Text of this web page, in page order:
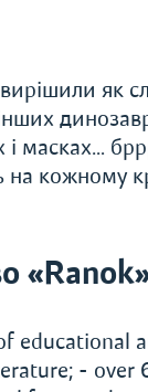
як
і масках…
на кожному
educational
-